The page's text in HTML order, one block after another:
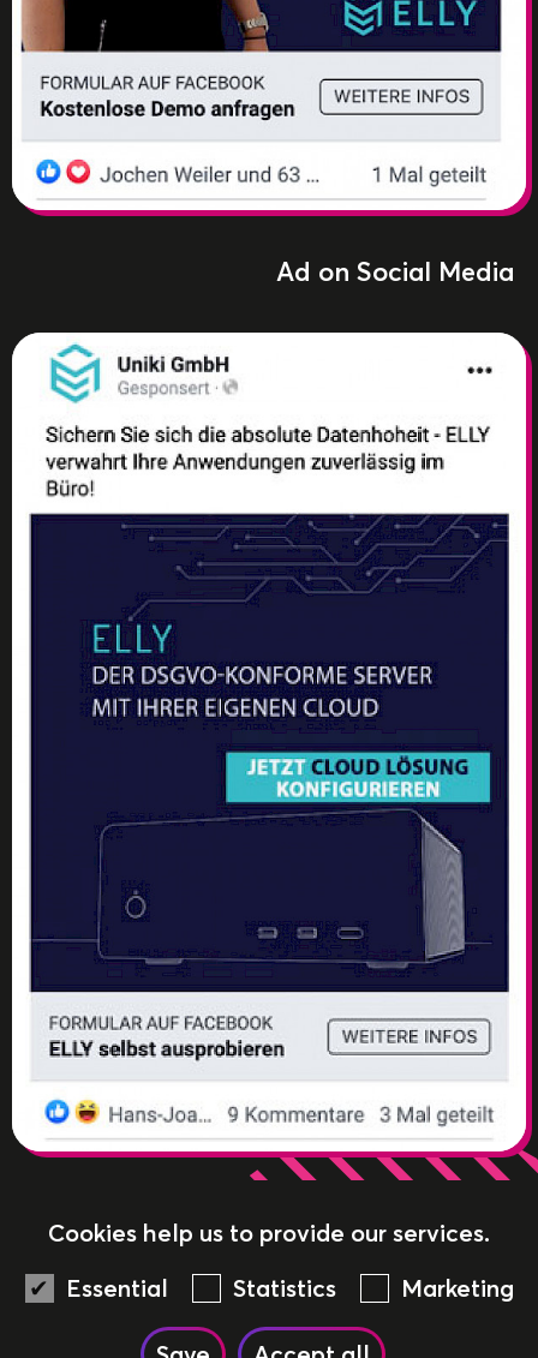
Ad on Social Media
Cookies help us to provide our services.
Essential
Statistics Marketing
IMPRINT